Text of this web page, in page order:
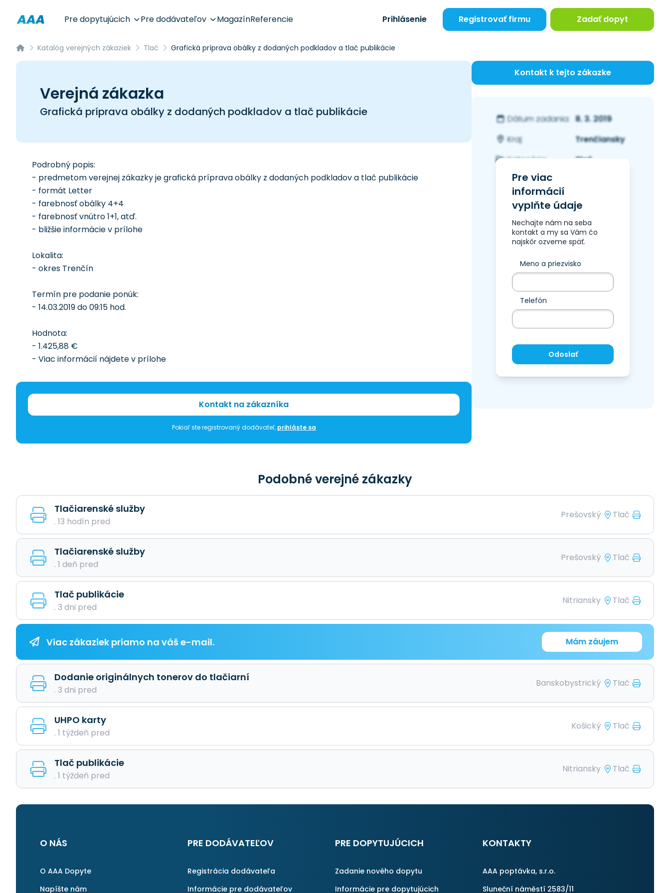
Pre dopytujúcich Pre dodávateľov MagazínReferencie Prihlásenie Registrovať firmu Zadať dopyt
Katalóg verejných zákaziek Tlač Grafická príprava obálky z dodaných podkladov a tlač publikácie
Verejná zákazka
Grafická príprava obálky z dodaných podkladov a tlač publikácie
Podrobný popis:
- predmetom verejnej zákazky je grafická príprava obálky z dodaných podkladov a tlač publikácie
- formát Letter
- farebnosť obálky 4+4
- farebnosť vnútro 1+1, atď.
- bližšie informácie v prílohe
Lokalita:
- okres Trenčín
Termín pre podanie ponúk:
- 14.03.2019 do 09:15 hod.
Hodnota:
- 1.425,88 €
- Viac informácií nájdete v prílohe
Kontakt na zákazníka
Pokiaľ ste registrovaný dodávateľ, prihláste sa
Kontakt k tejto zákazke
Dátum zadania: 8. 3. 2019
Kraj:
Trenčiansky
Kategória:
Tlač
Pre viac
informácií
vyplňte údaje
Nechajte nám na seba
kontakt a my sa Vám čo
najskôr ozveme späť.
Meno a priezvisko
Telefón
Odoslať
Podobné verejné zákazky
Tlačiarenské služby
. 13 hodín pred
Prešovský Tlač
Tlačiarenské služby
. 1 deň pred
Prešovský Tlač
Tlač publikácie
. 3 dni pred
Nitriansky Tlač
Viac zákaziek priamo na váš e-mail. Mám záujem
Dodanie originálnych tonerov do tlačiarní
. 3 dni pred
Banskobystrický Tlač
UHPO karty
. 1 týždeň pred
Košický Tlač
Tlač publikácie
. 1 týždeň pred
Nitriansky Tlač
O NÁS
O AAA Dopyte
Napíšte nám
PRE DODÁVATEĽOV
Registrácia dodávateľa
Informácie pre dodávateľov
PRE DOPYTUJÚCICH
Zadanie nového dopytu
Informácie pre dopytujúcich
KONTAKTY
AAA poptávka, s.r.o.
Sluneční náměstí 2583/11